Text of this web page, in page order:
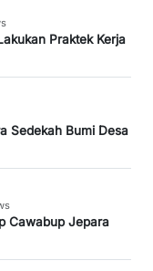
Praktek Kerja
Sedekah Bumi Desa
Cawabup Jepara